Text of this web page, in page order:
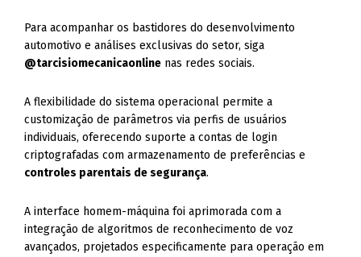
Para acompanhar os bastidores do desenvolvimento
automotivo e análises exclusivas do setor, siga
@tarcisiomecanicaonline nas redes sociais.
A flexibilidade do sistema operacional permite a
customização de parâmetros via perfis de usuários
individuais, oferecendo suporte a contas de login
criptografadas com armazenamento de preferências e
controles parentais de segurança.
A interface homem-máquina foi aprimorada com a
integração de algoritmos de reconhecimento de voz
avançados, projetados especificamente para operação em